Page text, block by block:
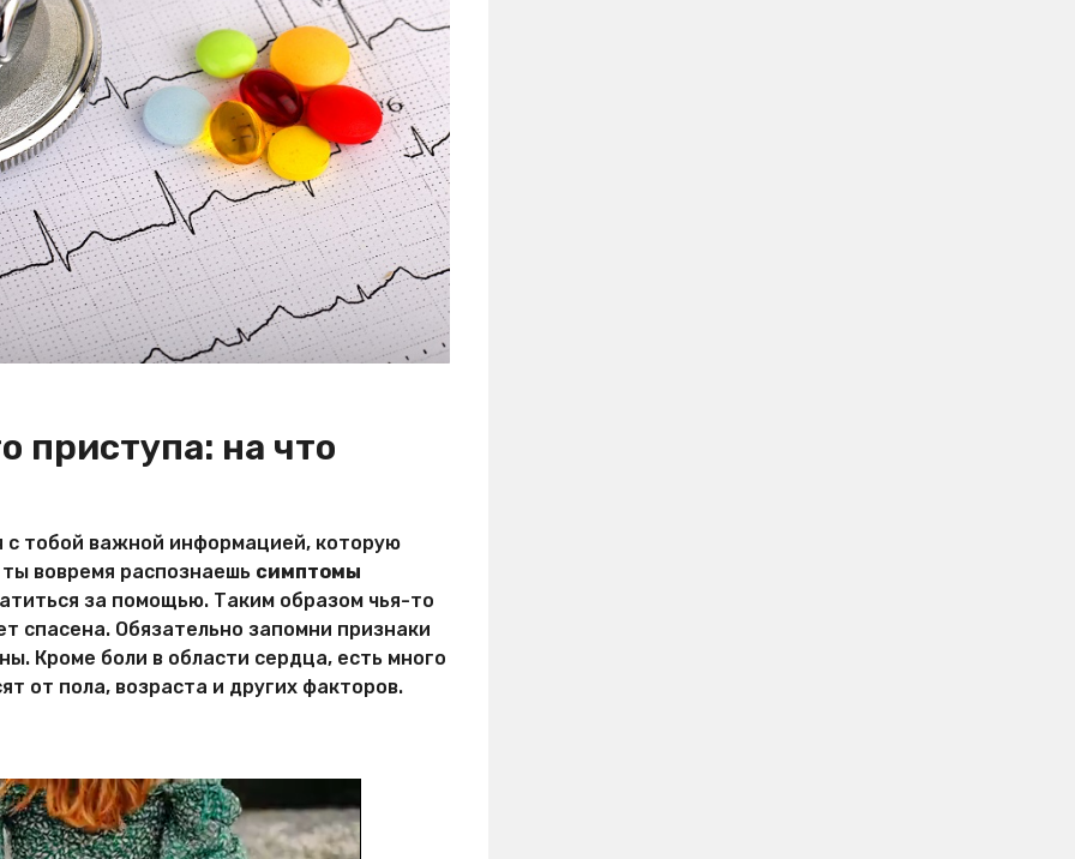
приступа: на что
с тобой важной информацией, которую
вовремя распознаешь симптомы
за помощью. Таким образом чья-то
спасена. Обязательно запомни признаки
Кроме боли в области сердца, есть много
от пола, возраста и других факторов.